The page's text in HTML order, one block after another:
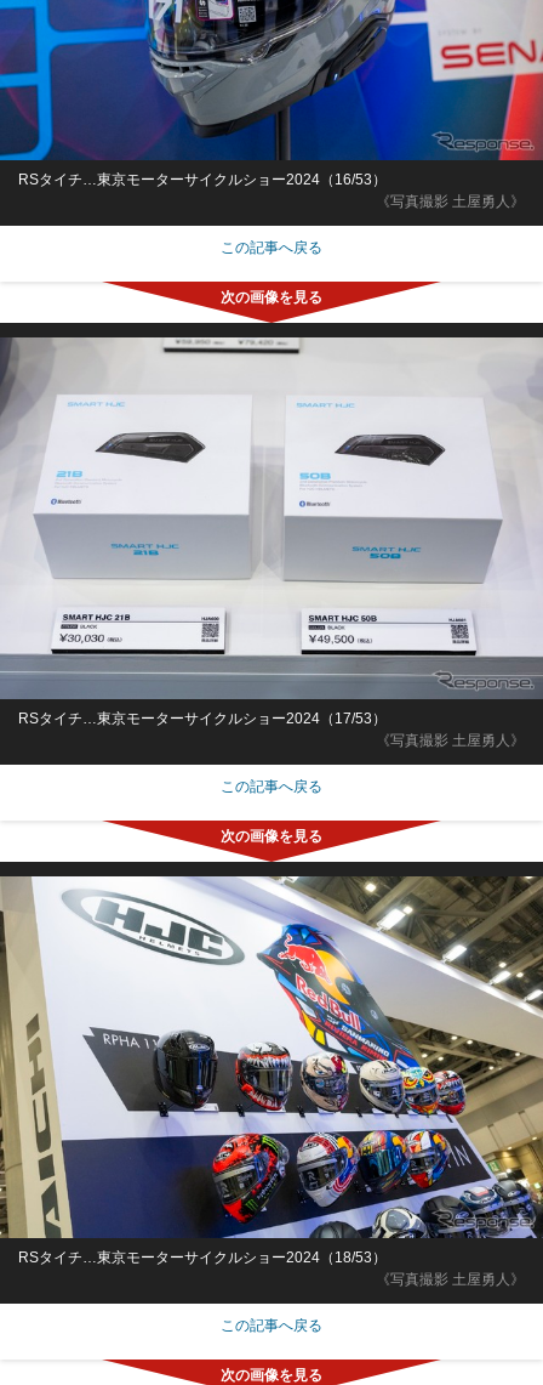
《写真撮影 土屋勇人》
RSタイチ…東京モーターサイクルショー2024（16/53）
この記事へ戻る
《写真撮影 土屋勇人》
RSタイチ…東京モーターサイクルショー2024（17/53）
この記事へ戻る
《写真撮影 土屋勇人》
RSタイチ…東京モーターサイクルショー2024（18/53）
この記事へ戻る